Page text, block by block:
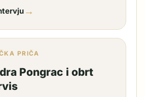
→
PRIČA
Pongrac i obrt